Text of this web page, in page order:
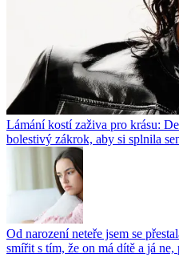
Lámání kostí zaživa pro krásu:
bolestivý zákrok, aby si splnila
Od narození neteře jsem se
smířit s tím, že on má dítě a já ne,